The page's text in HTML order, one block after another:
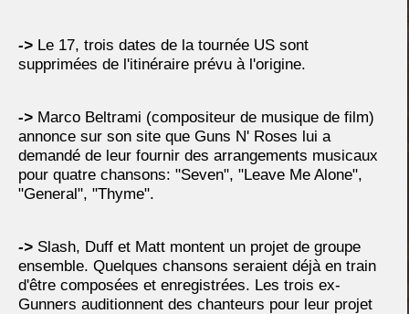
-> Le 17, trois dates de la tournée US sont
supprimées de l'itinéraire prévu à l'origine.
-> Marco Beltrami (compositeur de musique de film)
annonce sur son site que Guns N' Roses lui a
demandé de leur fournir des arrangements musicaux
pour quatre chansons: "Seven", "Leave Me Alone",
"General", "Thyme".
-> Slash, Duff et Matt montent un projet de groupe
ensemble. Quelques chansons seraient déjà en train
d'être composées et enregistrées. Les trois ex-
Gunners auditionnent des chanteurs pour leur projet